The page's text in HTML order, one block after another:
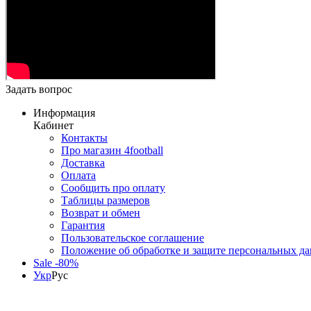
Задать вопрос
Информация
Кабинет
Контакты
Про магазин 4football
Доставка
Оплата
Сообщить про оплату
Таблицы размеров
Возврат и обмен
Гарантия
Пользовательское соглашение
Положение об обработке и защите персональных
Sale -80%
УкрРус